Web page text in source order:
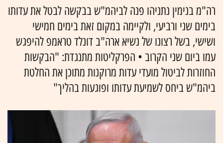
רה"מ בנימין נתניהו פנה לביהמ"ש בבקשה לבטל את עדותו
בימים שני ורביעי, ולקיימה במקום זאת בימים חמישי
ושישי, בשל רצונו של נשיא ארה"ב דונלד טראמפ להיפגש
עמו ביום שני הקרוב • הפרקליטות מתנגדת: "הבקשות
החוזרות לביטול מועדי עדות מרוקנות מתוכן את החלטת
ביהמ"ש ביחס לשמיעת עדותו ופוגעות בהליך"